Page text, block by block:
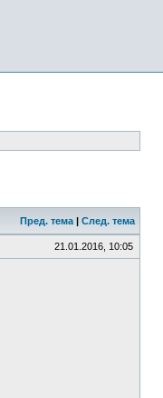
Пред. тема | След. тема
21.01.2016, 10:05